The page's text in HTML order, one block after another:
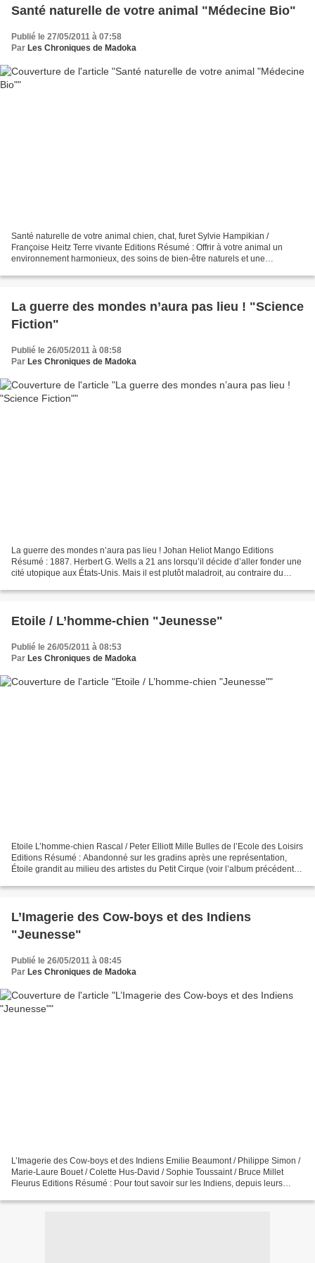
Santé naturelle de votre animal "Médecine Bio"
Publié le 27/05/2011 à 07:58
Par Les Chroniques de Madoka
Santé naturelle de votre animal chien, chat, furet Sylvie Hampikian /
Françoise Heitz Terre vivante Editions Résumé : Offrir à votre animal un
environnement harmonieux, des soins de bien-être naturels et une
La guerre des mondes n’aura pas lieu ! "Science
Fiction"
Publié le 26/05/2011 à 08:58
Par Les Chroniques de Madoka
La guerre des mondes n’aura pas lieu ! Johan Heliot Mango Editions
Résumé : 1887. Herbert G. Wells a 21 ans lorsqu’il décide d’aller fonder une
cité utopique aux États-Unis. Mais il est plutôt maladroit, au contraire du
Etoile / L’homme-chien "Jeunesse"
Publié le 26/05/2011 à 08:53
Par Les Chroniques de Madoka
Etoile L’homme-chien Rascal / Peter Elliott Mille Bulles de l’Ecole des Loisirs
Editions Résumé : Abandonné sur les gradins après une représentation,
Étoile grandit au milieu des artistes du Petit Cirque (voir l’album précédent,
L’Imagerie des Cow-boys et des Indiens
"Jeunesse"
Publié le 26/05/2011 à 08:45
Par Les Chroniques de Madoka
L’Imagerie des Cow-boys et des Indiens Emilie Beaumont / Philippe Simon /
Marie-Laure Bouet / Colette Hus-David / Sophie Toussaint / Bruce Millet
Fleurus Editions Résumé : Pour tout savoir sur les Indiens, depuis leurs